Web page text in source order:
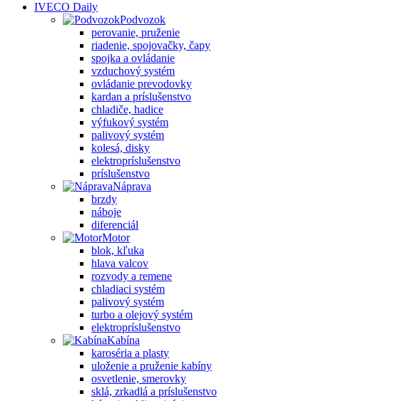
IVECO Daily
Podvozok
perovanie, pruženie
riadenie, spojovačky, čapy
spojka a ovládanie
vzduchový systém
ovládanie prevodovky
kardan a príslušenstvo
chladiče, hadice
výfukový systém
palivový systém
kolesá, disky
elektropríslušenstvo
príslušenstvo
Náprava
brzdy
náboje
diferenciál
Motor
blok, kľuka
hlava valcov
rozvody a remene
chladiaci systém
palivový systém
turbo a olejový systém
elektropríslušenstvo
Kabína
karoséria a plasty
uloženie a pruženie kabíny
osvetlenie, smerovky
sklá, zrkadlá a príslušenstvo